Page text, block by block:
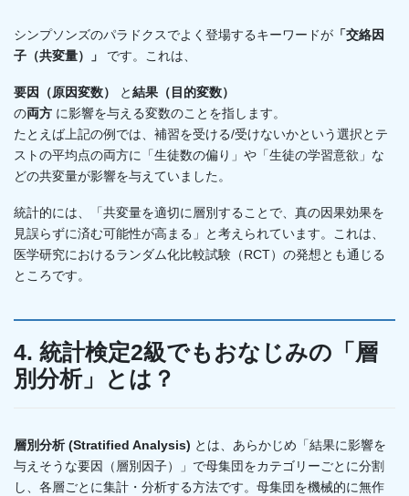
シンプソンズのパラドクスでよく登場するキーワードが 「交絡因
子（共変量）」 です。これは、
要因（原因変数） と結果（目的変数）
の両方 に影響を与える変数のことを指します。
たとえば上記の例では、補習を受ける/受けないかという選択とテ
ストの平均点の両方に「生徒数の偏り」や「生徒の学習意欲」な
どの共変量が影響を与えていました。
統計的には、「共変量を適切に層別することで、真の因果効果を
見誤らずに済む可能性が高まる」と考えられています。これは、
医学研究におけるランダム化比較試験（RCT）の発想とも通じる
ところです。
4. 統計検定2級でもおなじみの「層
別分析」とは？
層別分析 (Stratified Analysis) とは、あらかじめ「結果に影響を
与えそうな要因（層別因子）」で母集団をカテゴリーごとに分割
し、各層ごとに集計・分析する方法です。母集団を機械的に無作